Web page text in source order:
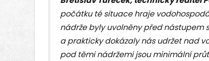
počátku té situace hraje
nádrže byly uvolněny před nástupem
a prakticky dokázaly nás udržet nad
pod těmi nádržemi jsou minimální